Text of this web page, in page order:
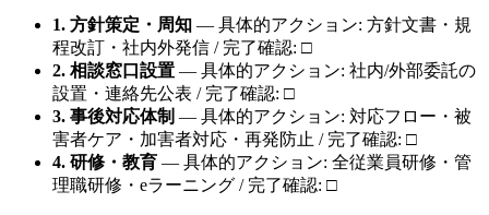
1. 方針策定・周知 — 具体的アクション: 方針文書・規
程改訂・社内外発信 / 完了確認: □
2. 相談窓口設置 — 具体的アクション: 社内/外部委託の
設置・連絡先公表 / 完了確認: □
3. 事後対応体制 — 具体的アクション: 対応フロー・被
害者ケア・加害者対応・再発防止 / 完了確認: □
4. 研修・教育 — 具体的アクション: 全従業員研修・管
理職研修・eラーニング / 完了確認: □